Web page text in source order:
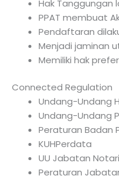
Hak Tanggungan
PPAT membuat
Pendaftaran
Menjadi jaminan
Memiliki hak
Connected Regulation
Undang-Undang
Undang-Undang
Peraturan Badan
KUHPerdata
UU Jabatan
Peraturan